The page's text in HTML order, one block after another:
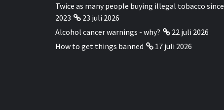
Twice as many people buying illegal tobacco since
2023
23 juli 2026
Alcohol cancer warnings - why?
22 juli 2026
How to get things banned
17 juli 2026